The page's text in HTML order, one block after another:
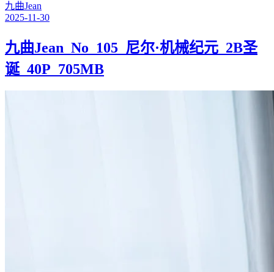
九曲Jean
2025-11-30
九曲Jean_No_105_尼尔·机械纪元_2B圣
诞_40P_705MB